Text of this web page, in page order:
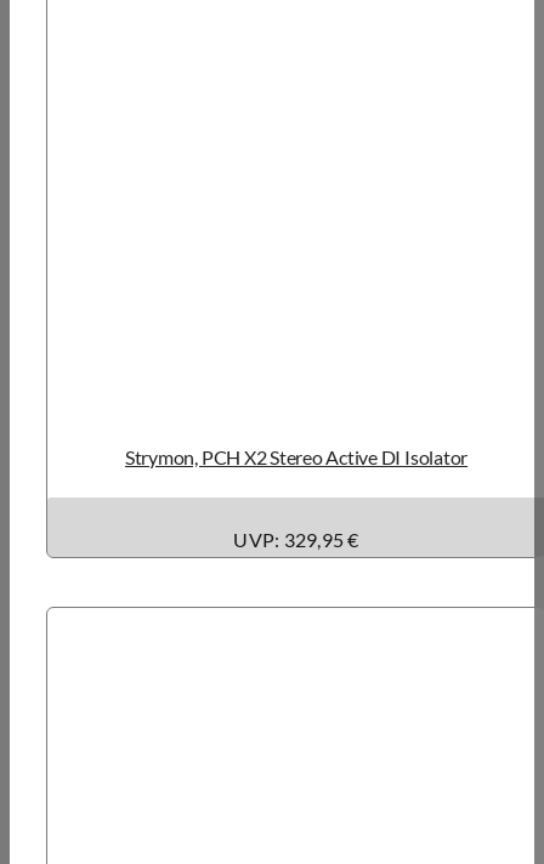
Strymon, PCH X2 Stereo Active DI Isolator
UVP: 329,95 €